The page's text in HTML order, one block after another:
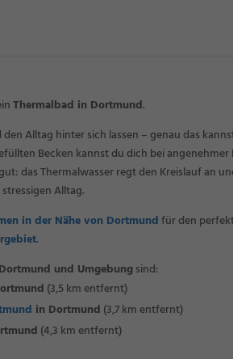
Thermalbad in Dortmund.
Alltag hinter sich lassen – genau das
Becken kannst du dich bei
das Thermalwasser regt den Kreislauf an
Alltag.
in der Nähe von Dortmundfür den
.
und Umgebungsind:
(3,5 km entfernt)
in Dortmund (3,7 km entfernt)
(4,3 km entfernt)